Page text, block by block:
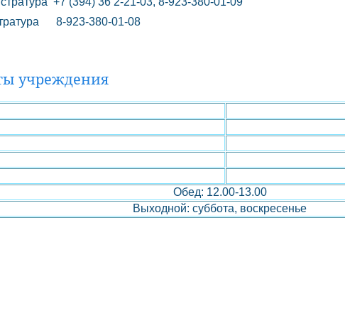
8-923-380-01-08
учреждения
Обед: 12.00-13.00
Выходной: суббота, воскресенье